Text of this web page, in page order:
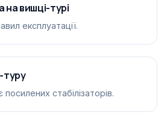
вишці-турі
експлуатації.
туру
стабілізаторів.